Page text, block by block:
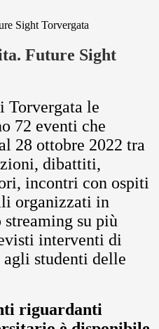
Sight Torvergata
Future Sight
Torvergata le
72 eventi che
28 ottobre 2022 tra
dibattiti,
incontri con ospiti
organizzati in
streaming su più
interventi di
studenti delle
riguardanti